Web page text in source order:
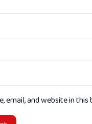
email, and website in